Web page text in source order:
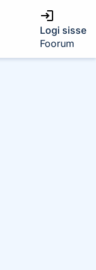
Logi sisse
Foorum